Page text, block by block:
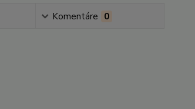
Komentáre 0